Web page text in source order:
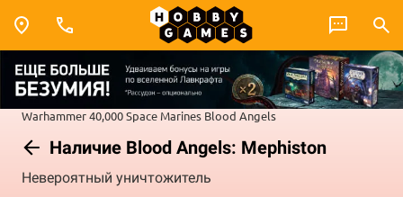
Warhammer 40,000Space Marines Blood Angels
Наличие Blood Angels: Mephiston
Невероятный уничтожитель